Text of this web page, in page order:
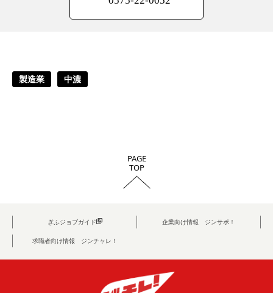
製造業 中濃
PAGE
TOP
ぎふジョブガイド 企業向け情報 ジンサポ！
求職者向け情報 ジンチャレ！